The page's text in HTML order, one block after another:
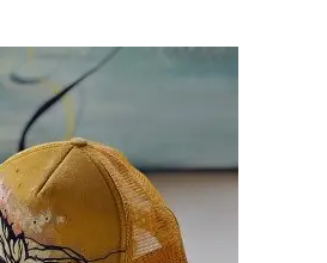
Añadir al carrito